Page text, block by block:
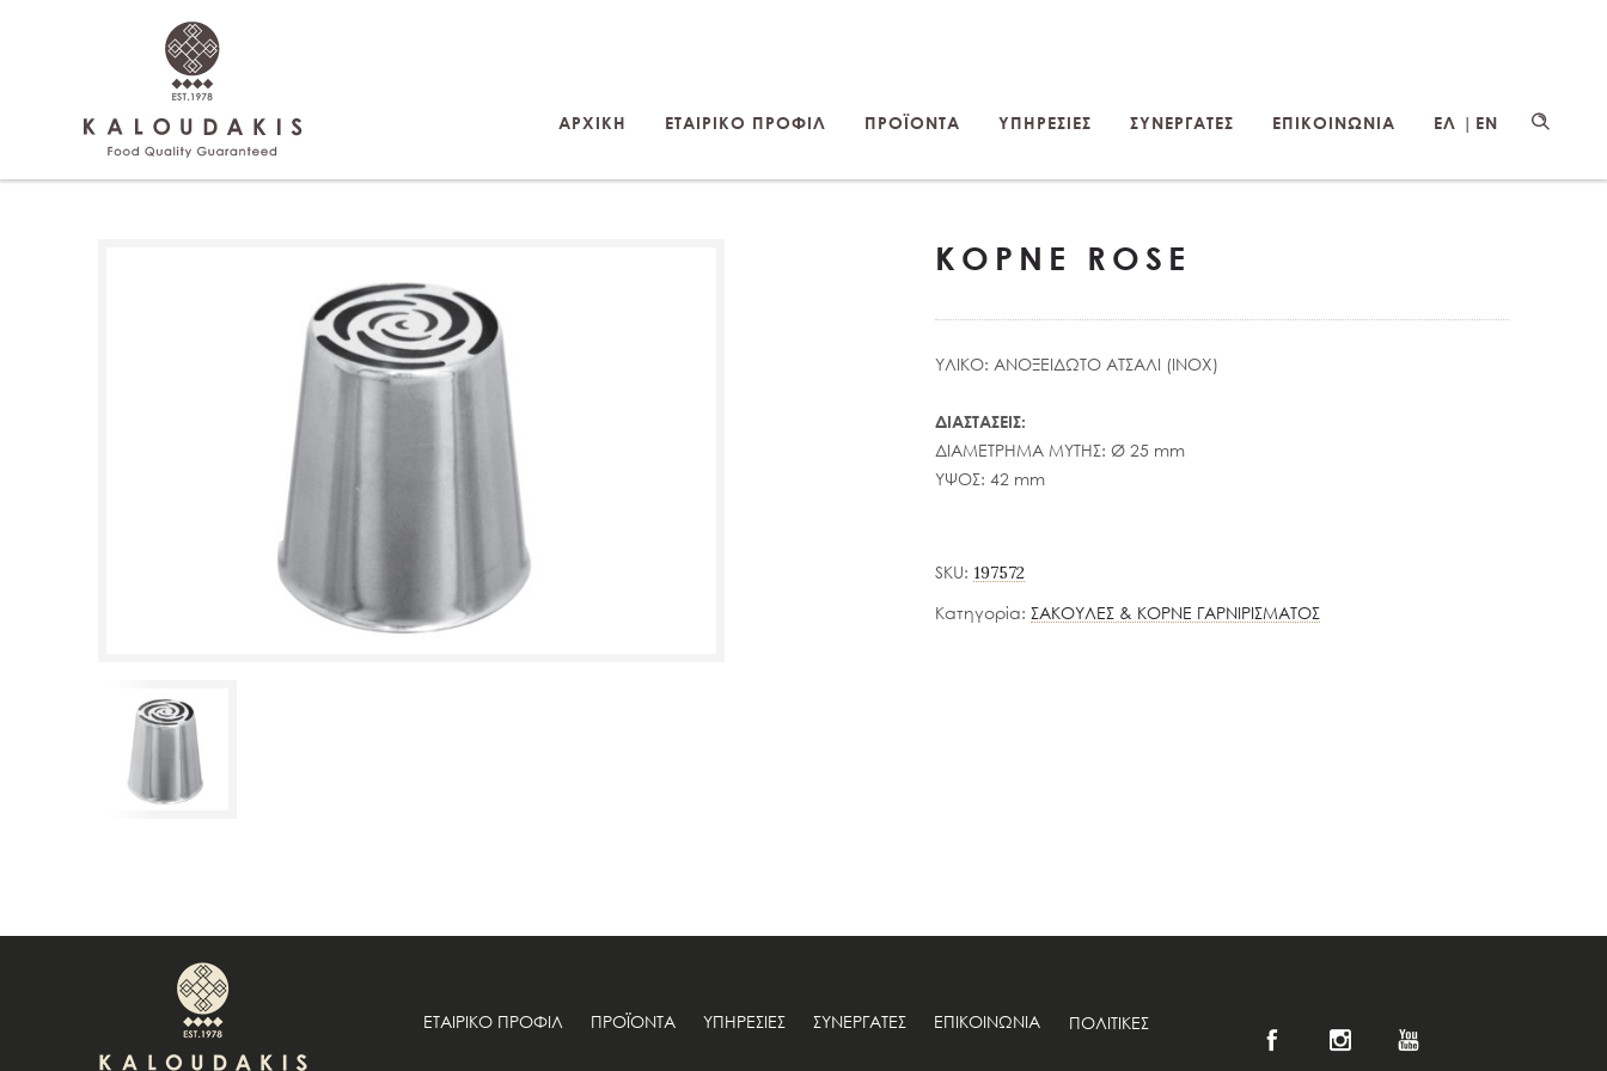
ΑΡΧΙΚΗ ΕΤΑΙΡΙΚΟ ΠΡΟΦΙΛ ΠΡΟΪΟΝΤΑ ΥΠΗΡΕΣΙΕΣ ΣΥΝΕΡΓΑΤΕΣ ΕΠΙΚΟΙΝΩΝΙΑ ΕΛ | EN
ΚΟΡΝΕ ROSE
ΥΛΙΚΟ: ΑΝΟΞΕΙΔΩΤΟ ΑΤΣΑΛΙ (INOX)
ΔΙΑΣΤΑΣΕΙΣ:
ΔΙΑΜΕΤΡΗΜΑ ΜΥΤΗΣ: Ø 25 mm
ΥΨΟΣ: 42 mm
SKU: 197572
Κατηγορία: ΣΑΚΟΥΛΕΣ & ΚΟΡΝΕ ΓΑΡΝΙΡΙΣΜΑΤΟΣ
ΕΤΑΙΡΙΚΟ ΠΡΟΦΙΛ ΠΡΟΪΟΝΤΑ ΥΠΗΡΕΣΙΕΣ ΣΥΝΕΡΓΑΤΕΣ ΕΠΙΚΟΙΝΩΝΙΑ ΠΟΛΙΤΙΚΕΣ